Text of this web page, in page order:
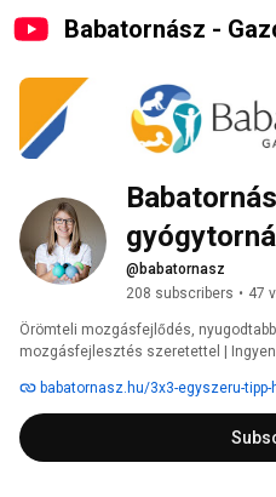
Babatornász -
@babatornasz
208 subscribers • 47
Örömteli mozgásfejlődés,
mozgásfejlesztés szeretettel |
babatornasz.hu/3x3-egyszeru-tipp-hogy-azonnal-segithesd-a-